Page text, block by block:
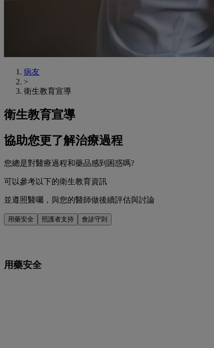
病友
>
衛生教育宣導
衛生教育宣導
協助您更了解治療過程
您總是對醫療過程和藥品感到困惑嗎?
可以參考以下的衛生教育資訊
並遵照醫囑，與您的醫師做後續評估與討論
用藥安全 照護者支持 會診守則
用藥安全